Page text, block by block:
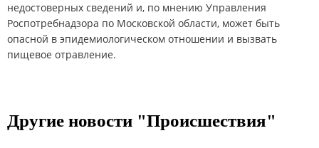
недостоверных сведений и, по мнению Управления
Роспотребнадзора по Московской области, может быть
опасной в эпидемиологическом отношении и вызвать
пищевое отравление.
Другие новости "Проиcшествия"